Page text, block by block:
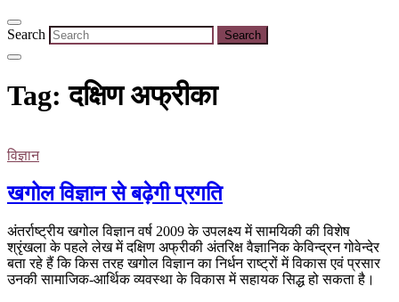
Search
Tag:दक्षिण अफ्रीका
विज्ञान
खगोल विज्ञान से बढ़ेगी प्रगति
अंतर्राष्ट्रीय खगोल विज्ञान वर्ष 2009 के उपलक्ष्य में सामयिकी की विशेष
श्रृंखला के पहले लेख में दक्षिण अफ्रीकी अंतरिक्ष वैज्ञानिक केविन्द्रन गोवेन्देर
बता रहे हैं कि किस तरह खगोल विज्ञान का निर्धन राष्ट्रों में विकास एवं प्रसार
उनकी सामाजिक-आर्थिक व्यवस्था के विकास में सहायक सिद्ध हो सकता है।